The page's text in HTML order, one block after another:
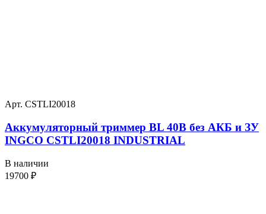
Арт. CSTLI20018
Аккумуляторный триммер BL 40В без АКБ и ЗУ
INGCO CSTLI20018 INDUSTRIAL
В наличии
19700 ₽